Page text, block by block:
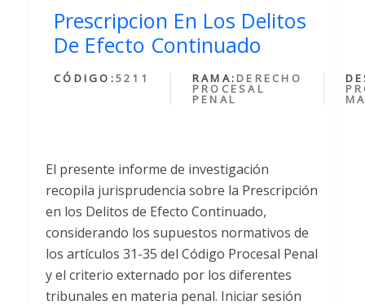
Prescripcion En Los Delitos
De Efecto Continuado
CÓDIGO:5211 RAMA: DERECHO
PROCESAL
PENAL
El presente informe de investigación
recopila jurisprudencia sobre la Prescripción
en los Delitos de Efecto Continuado,
considerando los supuestos normativos de
los artículos 31-35 del Código Procesal Penal
y el criterio externado por los diferentes
tribunales en materia penal. Iniciar sesión